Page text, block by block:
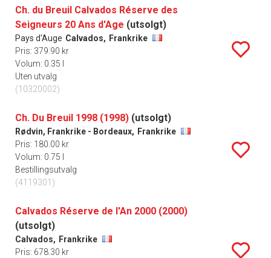
Ch. du Breuil Calvados Réserve des
Seigneurs 20 Ans d'Age (utsolgt)
Pays d'Auge Calvados, Frankrike
Pris: 379.90 kr
Volum: 0.35 l
Uten utvalg
(10320002)
Ch. Du Breuil 1998 (1998) (utsolgt)
Rødvin, Frankrike - Bordeaux, Frankrike
Pris: 180.00 kr
Volum: 0.75 l
Bestillingsutvalg
(4119301)
Calvados Réserve de l'An 2000 (2000)
(utsolgt)
Calvados, Frankrike
Pris: 678.30 kr